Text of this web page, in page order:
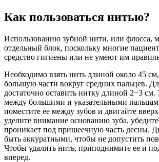
Как пользоваться нитью?
Использованию зубной нити, или флосса,
отдельный блок, поскольку многие
средство гигиены или не умеют им
Необходимо взять нить длиной около 45
большую части вокруг средних пальцев.
достаточно оставить нитку длиной 2−3
между большими и указательными
поместите ее между зубов и двигайте
уделите внимание основанию зуба,
проникает под пришеечную часть десны.
быть аккуратными, чтобы не допустить
Чтобы удалить нить, приподнимите ее и
вперед.